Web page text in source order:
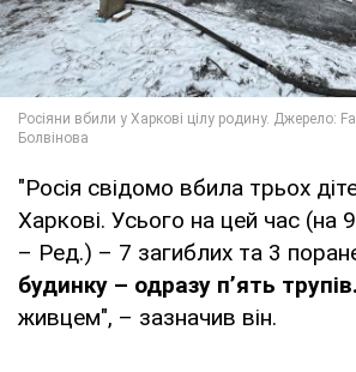
"Росія свідомо вбила трьох
Харкові. Усього на цей час (на
– Ред.) – 7 загиблих та 3
будинку – одразу пʼять трупів.
живцем", – зазначив він.